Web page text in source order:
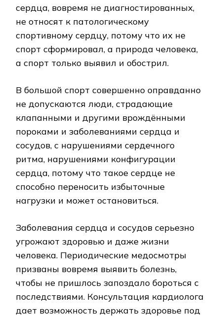
сердца, вовремя не диагностированных,
не относят к патологическому
спортивному сердцу, потому что их не
спорт сформировал, а природа человека,
а спорт только выявил и обострил.
В большой спорт совершенно оправданно
не допускаются люди, страдающие
клапанными и другими врождёнными
пороками и заболеваниями сердца и
сосудов, с нарушениями сердечного
ритма, нарушениями конфигурации
сердца, потому что такое сердце не
способно переносить избыточные
нагрузки и может остановиться.
Заболевания сердца и сосудов серьезно
угрожают здоровью и даже жизни
человека. Периодические медосмотры
призваны вовремя выявить болезнь,
чтобы не пришлось запоздало бороться с
последствиями. Консультация кардиолога
дает возможность держать здоровье под